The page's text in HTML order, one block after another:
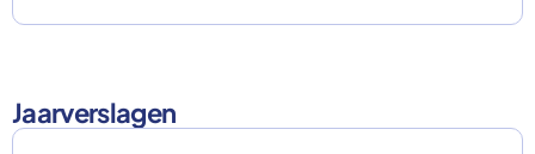
Lees meer
Jaarverslagen